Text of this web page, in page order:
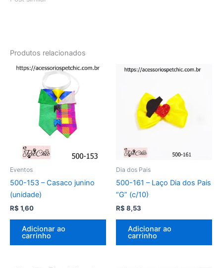
Produtos relacionados
Eventos
500-153 – Casaco junino
(unidade)
R$ 1,60
Adicionar ao
carrinho
Dia dos Pais
500-161 – Laço Dia dos Pais
“G” (c/10)
R$ 8,53
Adicionar ao
carrinho